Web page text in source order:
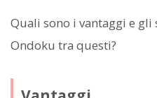
Quali sono i vantaggi e
Ondoku tra questi?